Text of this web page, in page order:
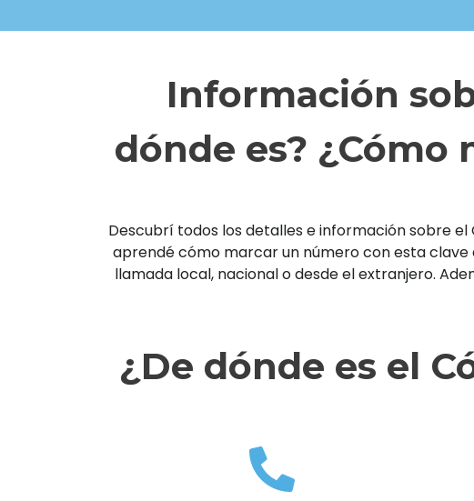
Información
dónde es? ¿Cómo
Descubrí todos los detalles e información sobre el
aprendé cómo marcar un número con esta
llamada local, nacional o desde el extranjero.
¿De dónde es el